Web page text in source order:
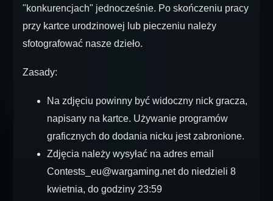
"konkurencjach" jednocześnie. Po skończeniu pracy
przy kartce urodzinowej lub pieczeniu należy
sfotografować nasze dzieło.
Zasady:
Na zdjęciu powinny być widoczny nick gracza,
napisany na kartce. Używanie programów
graficznych do dodania nicku jest zabronione.
Zdjęcia należy wysyłać na adres email
Contests_eu@wargaming.net do niedzieli 8
kwietnia, do godziny 23:59